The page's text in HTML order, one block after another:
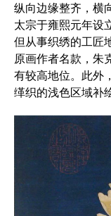
纵向边缘整齐，横
太宗于雍熙元年设
但从事织绣的工匠
原画作者名款，朱
有较高地位。此外
缂织的浅色区域补